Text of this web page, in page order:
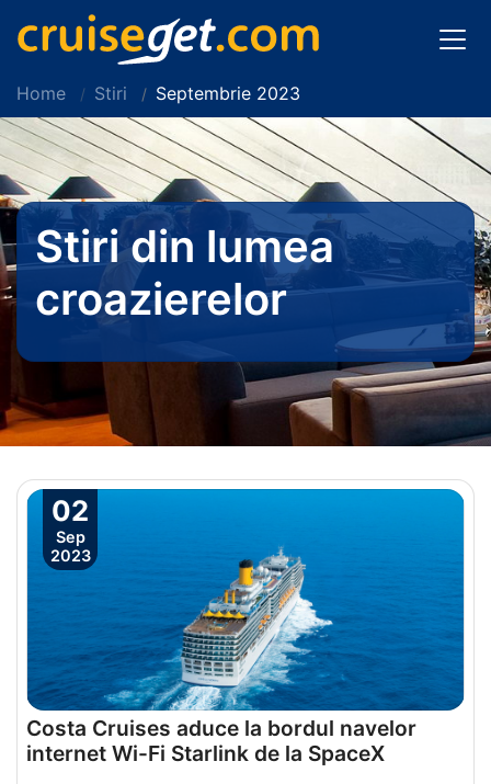
Home Stiri Septembrie 2023
Stiri din lumea
croazierelor
02
Sep
2023
Costa Cruises aduce la bordul navelor
internet Wi-Fi Starlink de la SpaceX